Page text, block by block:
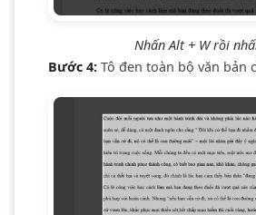
Nhấn Alt + W rồi
Bước 4: Tô đen toàn bộ văn bản